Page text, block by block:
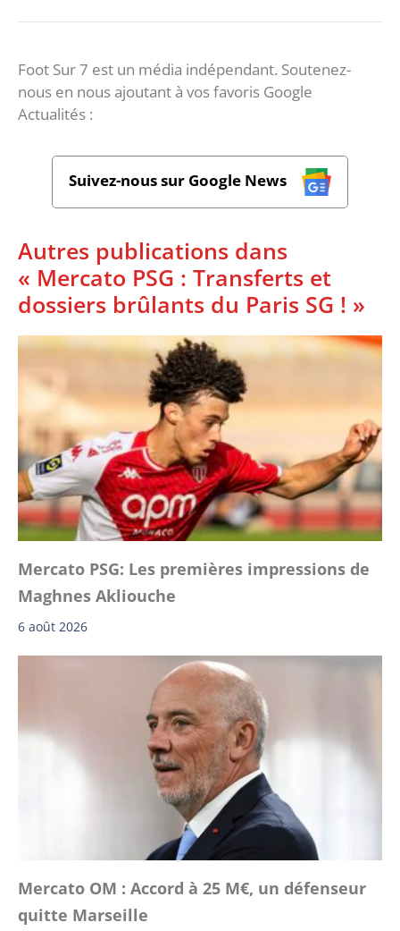
Foot Sur 7 est un média indépendant. Soutenez-
nous en nous ajoutant à vos favoris Google
Actualités :
Suivez-nous sur Google News
Autres publications dans
« Mercato PSG : Transferts et
dossiers brûlants du Paris SG ! »
Mercato PSG: Les premières impressions de
Maghnes Akliouche
6 août 2026
Mercato OM : Accord à 25 M€, un défenseur
quitte Marseille